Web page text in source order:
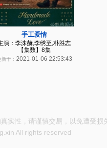
手工爱情
演：李洙赫,李绣至,朴胜志
【集数】8集
新于： 2021-01-06 22:53:43
实性，请谨慎交易，以免遭受损
All rights reserved